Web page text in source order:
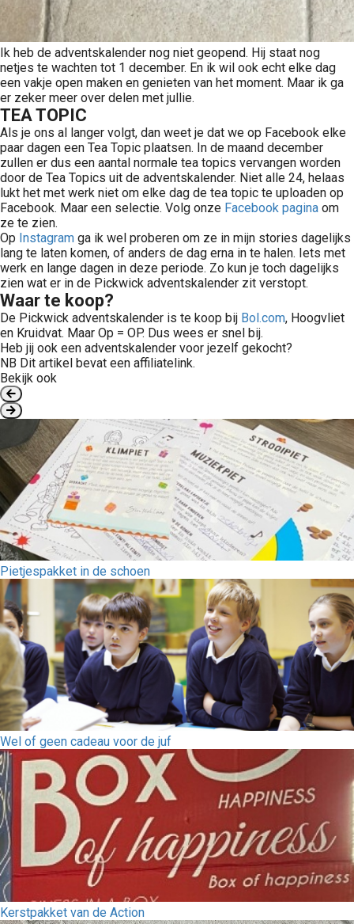
Ik heb de adventskalender nog niet geopend. Hij staat nog
netjes te wachten tot 1 december. En ik wil ook echt elke dag
een vakje open maken en genieten van het moment. Maar ik ga
er zeker meer over delen met jullie.
TEA TOPIC
Als je ons al langer volgt, dan weet je dat we op Facebook elke
paar dagen een Tea Topic plaatsen. In de maand december
zullen er dus een aantal normale tea topics vervangen worden
door de Tea Topics uit de adventskalender. Niet alle 24, helaas
lukt het met werk niet om elke dag de tea topic te uploaden op
Facebook. Maar een selectie. Volg onze Facebook pagina om
ze te zien.
Op Instagram ga ik wel proberen om ze in mijn stories dagelijks
lang te laten komen, of anders de dag erna in te halen. Iets met
werk en lange dagen in deze periode. Zo kun je toch dagelijks
zien wat er in de Pickwick adventskalender zit verstopt.
Waar te koop?
De Pickwick adventskalender is te koop bij Bol.com, Hoogvliet
en Kruidvat. Maar Op = OP. Dus wees er snel bij.
Heb jij ook een adventskalender voor jezelf gekocht?
NB Dit artikel bevat een affiliatelink.
Bekijk ook
Pietjespakket in de schoen
Wel of geen cadeau voor de juf
Kerstpakket van de Action